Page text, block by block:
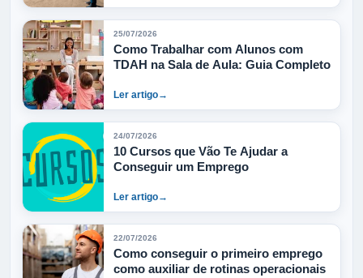
25/07/2026
Como Trabalhar com Alunos com
TDAH na Sala de Aula: Guia Completo
Ler artigo→
24/07/2026
10 Cursos que Vão Te Ajudar a
Conseguir um Emprego
Ler artigo→
22/07/2026
Como conseguir o primeiro emprego
como auxiliar de rotinas operacionais